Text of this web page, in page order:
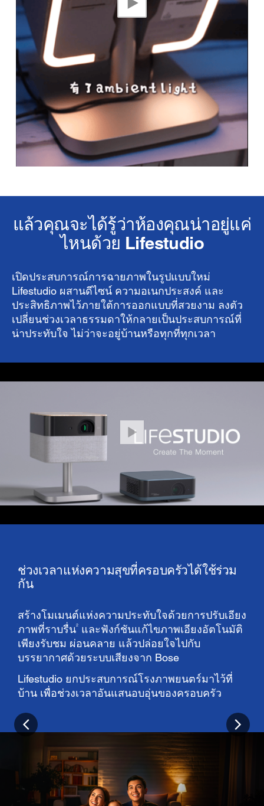
แล้วคุณจะได้รู้ว่าห้องคุณน่าอยู่แค่
ไหนด้วย Lifestudio
เปิดประสบการณ์การฉายภาพในรูปแบบใหม่
Lifestudio ผสานดีไซน์ ความอเนกประสงค์ และ
ประสิทธิภาพไว้ภายใต้การออกแบบที่สวยงาม ลงตัว
เปลี่ยนช่วงเวลาธรรมดาให้กลายเป็นประสบการณ์ที่
น่าประทับใจ ไม่ว่าจะอยู่บ้านหรือทุกที่ทุกเวลา
ช่วงเวลาแห่งความสุขที่ครอบครัวได้ใช้ร่วม
กัน
สร้างโมเมนต์แห่งความประทับใจด้วยการปรับเอียง
ภาพที่ราบรื่น2
และฟังก์ชันแก้ไขภาพเอียงอัตโนมัติ
เพียงรับชม ผ่อนคลาย แล้วปล่อยใจไปกับ
บรรยากาศด้วยระบบเสียงจาก Bose
Lifestudio ยกประสบการณ์โรงภาพยนตร์มาไว้ที่
บ้าน เพื่อช่วงเวลาอันแสนอบอุ่นของครอบครัว